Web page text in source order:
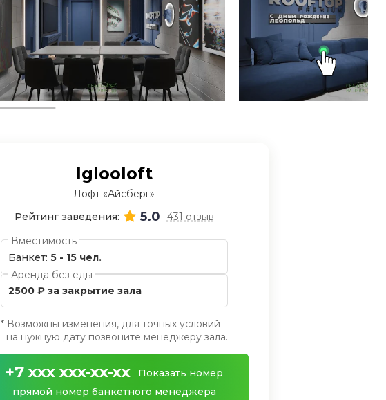
Iglooloft
Лофт «Айсберг»
Рейтинг заведения:
5.0
431 отзыв
Вместимость
Банкет: 5 - 15 чел.
Аренда без еды
2500 ₽ за закрытие зала
* Возможны изменения, для точных условий
на нужную дату позвоните менеджеру зала.
+7 xxx xxx-xx-xx
Показать номер
прямой номер банкетного менеджера